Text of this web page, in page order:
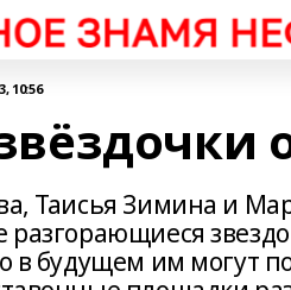
10:56
Таисья Зимина и
разгорающиеся
в будущем им могут